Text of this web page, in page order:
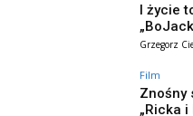
I życie
Grzegorz
Film
Znośny
„Ricka i